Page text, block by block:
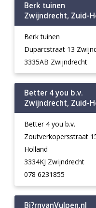
Berk tuinen
Zwijndrecht, Zuid-
Berk tuinen
Duparcstraat 13
3335AB Zwijndrecht
Better 4 you b.v.
Zwijndrecht, Zuid-
Better 4 you b.v.
Zoutverkopersstraat
Holland
3334KJ Zwijndrecht
078 6231855
Bj?rnvanVulpen.nl